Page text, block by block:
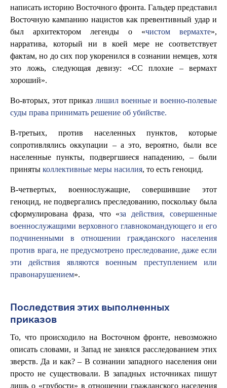
написать историю Восточного фронта. Гальдер представил
Восточную кампанию нацистов как превентивный удар и
был архитектором легенды о «чистом вермахте»,
нарратива, который ни в коей мере не соответствует
фактам, но до сих пор укоренился в сознании немцев, хотя
это ложь, следующая девизу: «СС плохие – вермахт
хороший».
Во-вторых, этот приказ лишил военные и военно-полевые
суды права принимать решение об убийстве.
В-третьих, против населенных пунктов, которые
сопротивлялись оккупации – а это, вероятно, были все
населенные пункты, подвергшиеся нападению, – были
приняты коллективные меры насилия, то есть геноцид.
В-четвертых, военнослужащие, совершившие этот
геноцид, не подвергались преследованию, поскольку была
сформулирована фраза, что «за действия, совершенные
военнослужащими верховного главнокомандующего и его
подчиненными в отношении гражданского населения
против врага, не предусмотрено преследование, даже если
эти действия являются военным преступлением или
правонарушением».
Последствия этих выполненных
приказов
То, что происходило на Восточном фронте, невозможно
описать словами, и Запад не занялся расследованием этих
зверств. Да и как? – В сознании западного населения они
просто не существовали. В западных источниках пишут
лишь о «грубости» в отношении гражданского населения